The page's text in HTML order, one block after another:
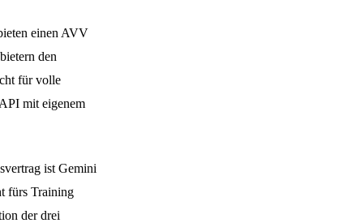
einen AVV
den
für volle
mit eigenem
ist Gemini
fürs Training
der drei